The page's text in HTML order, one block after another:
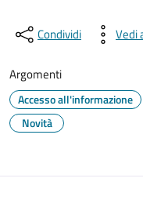
Condividi Vedi
Argomenti
Accesso all'informazione
Novità